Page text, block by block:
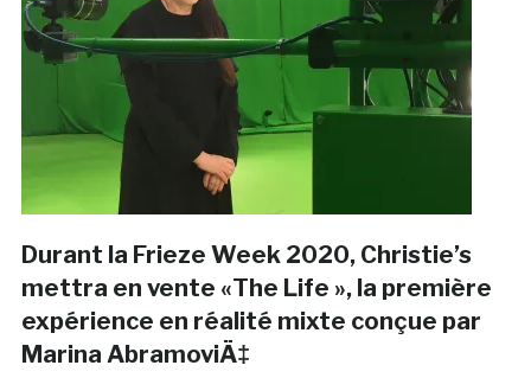
Durant la Frieze Week 2020, Christie’s
mettra en vente «The Life », la première
expérience en réalité mixte conçue par
Marina AbramoviÄ‡